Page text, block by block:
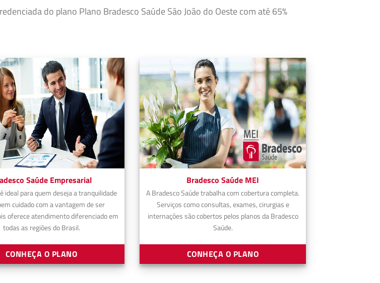
do plano Plano Bradesco Saúde São João do Oeste com até 65%
Saúde Empresarial
ideal para quem deseja a tranquilidade
cuidado com a vantagem de ser
oferece atendimento diferenciado em
todas as regiões do Brasil.
CONHEÇA O PLANO
Bradesco Saúde MEI
A Bradesco Saúde trabalha com cobertura completa.
Serviços como consultas, exames, cirurgias e
internações são cobertos pelos planos da Bradesco
Saúde.
CONHEÇA O PLANO